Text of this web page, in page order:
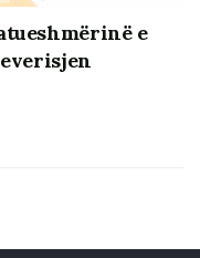
shtetërore
sidomos në
(ministrive
e